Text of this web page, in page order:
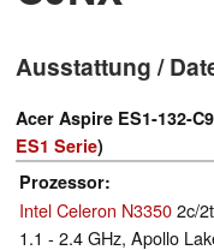
Ausstattung /
Acer Aspire ES1-132-
ES1 Serie)
Prozessor
Intel Celeron N33502c/
1.1 - 2.4 GHz, Apollo